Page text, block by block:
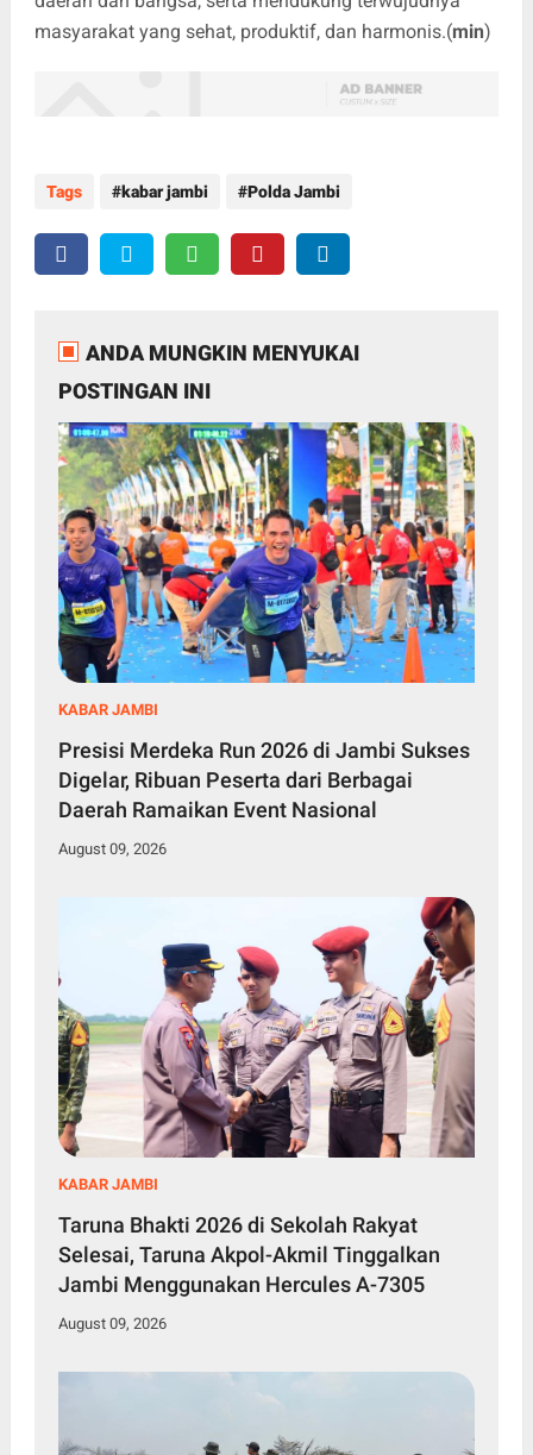
masyarakat yang sehat, produktif, dan harmonis.(min)
Tags kabar jambi Polda Jambi
ANDA MUNGKIN MENYUKAI
POSTINGAN INI
KABAR JAMBI
Presisi Merdeka Run 2026 di Jambi Sukses
Digelar, Ribuan Peserta dari Berbagai
Daerah Ramaikan Event Nasional
August 09, 2026
KABAR JAMBI
Taruna Bhakti 2026 di Sekolah Rakyat
Selesai, Taruna Akpol-Akmil Tinggalkan
Jambi Menggunakan Hercules A-7305
August 09, 2026